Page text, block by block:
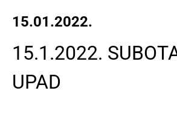
15.01.2022.
15.1.2022.
UPAD